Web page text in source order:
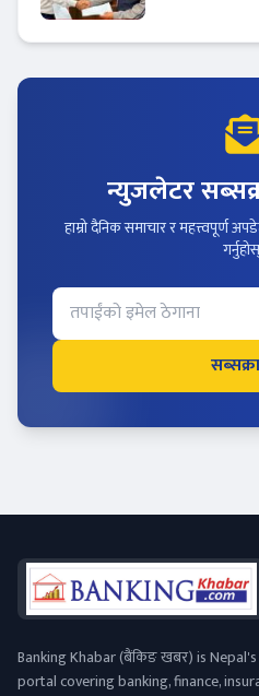
न्युजलेटर
हाम्रो दैनिक समाचार र महत्त्वपूर्ण
Banking Khabar (बैंकिङ खबर) is
portal covering banking, finance,